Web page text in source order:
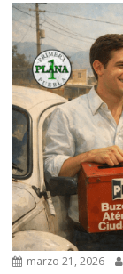
marzo 21, 2026